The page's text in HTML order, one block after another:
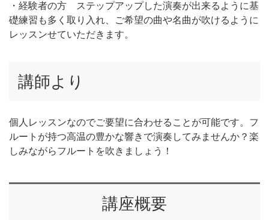
・経験者の方 ステップアップした演奏が出来るように基
礎練習も多く取り入れ、ご希望の曲や名曲が吹けるように
レッスンせていただきます。
講師より
個人レッスンなのでご要望に合わせることが可能です。フ
ルートが持つ高温の豊かな響きで演奏してみませんか？楽
しみながらフルートを吹きましょう！
講座概要